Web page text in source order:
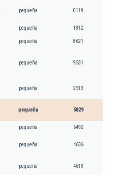
pequeña 0119
pequeña 1812
pequeña 8621
pequeña 9531
pequeña 2513
pequeña 5829
pequeña 6492
pequeña 4636
pequeña 4613